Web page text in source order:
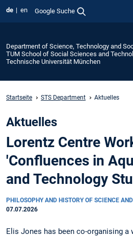
de en Google Suche
Department of Science, Technology and
TUM School of Social Sciences and
Technische Universität München
Startseite STS Department Aktuelles
Aktuelles
Lorentz Centre
'Confluences in
and Technology
PHILOSOPHY AND HISTORY OF SCIENCE
07.07.2026
Elis Jones has been co-organising